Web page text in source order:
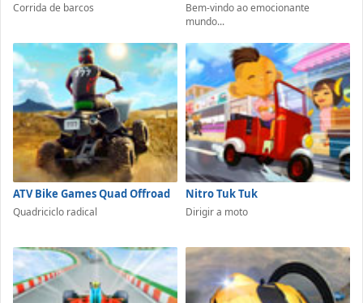
Corrida de barcos
Bem-vindo ao emocionante
mundo...
ATV Bike Games Quad Offroad
Quadriciclo radical
Nitro Tuk Tuk
Dirigir a moto